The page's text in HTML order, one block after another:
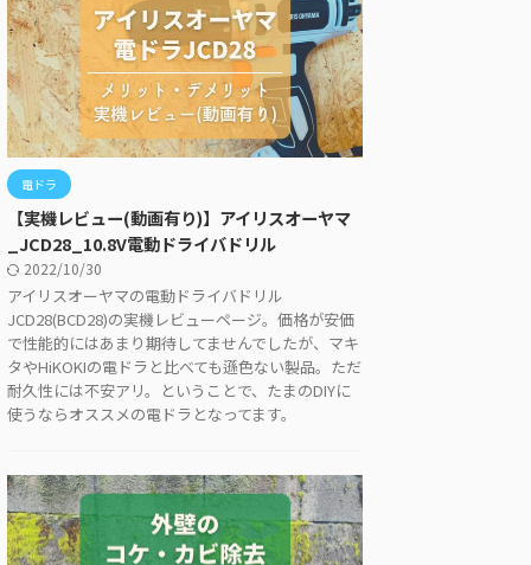
電ドラ
【実機レビュー(動画有り)】アイリスオーヤマ
_JCD28_10.8V電動ドライバドリル
2022/10/30
アイリスオーヤマの電動ドライバドリル
JCD28(BCD28)の実機レビューページ。価格が安価
で性能的にはあまり期待してませんでしたが、マキ
タやHiKOKIの電ドラと比べても遜色ない製品。ただ
耐久性には不安アリ。ということで、たまのDIYに
使うならオススメの電ドラとなってます。